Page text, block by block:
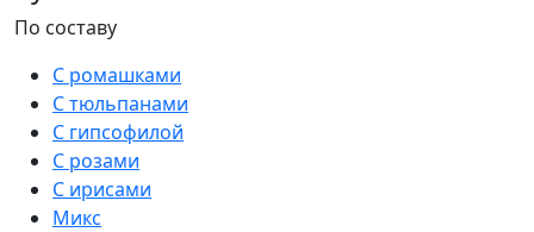
По составу
С ромашками
С тюльпанами
С гипсофилой
С розами
С ирисами
Микс